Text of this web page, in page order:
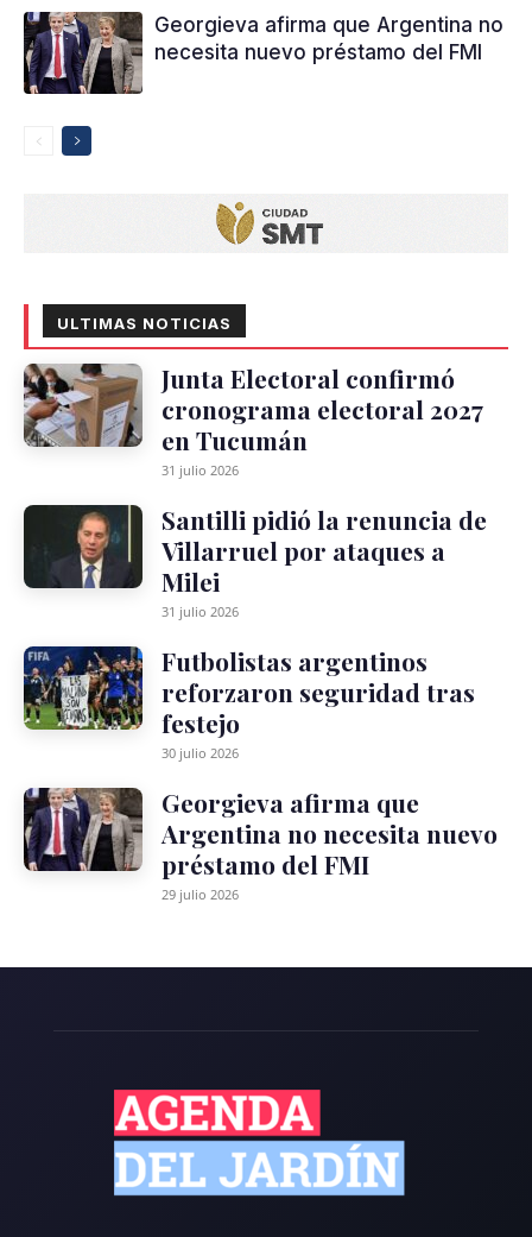
Georgieva afirma que Argentina no
necesita nuevo préstamo del FMI
ULTIMAS NOTICIAS
Junta Electoral confirmó
cronograma electoral 2027
en Tucumán
31 julio 2026
Santilli pidió la renuncia de
Villarruel por ataques a
Milei
31 julio 2026
Futbolistas argentinos
reforzaron seguridad tras
festejo
30 julio 2026
Georgieva afirma que
Argentina no necesita nuevo
préstamo del FMI
29 julio 2026